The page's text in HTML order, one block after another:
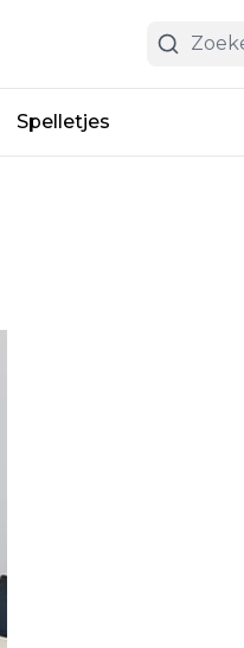
Spelletjes